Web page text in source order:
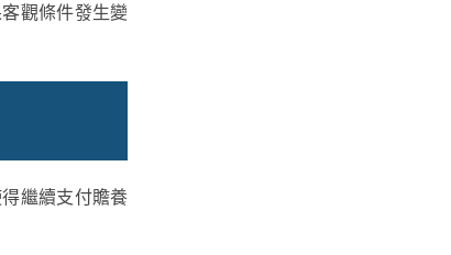
觀條件發生變
繼續支付贍養